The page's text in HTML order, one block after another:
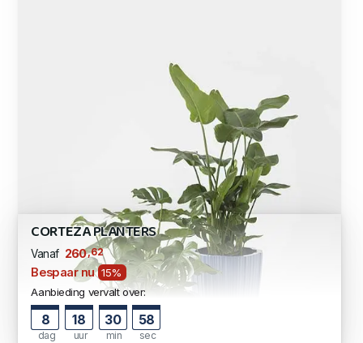
CORTEZA PLANTERS
Vanaf 260,62
Bespaar nu 15%
Aanbieding vervalt over:
8
dag
18
uur
30
min
57
sec